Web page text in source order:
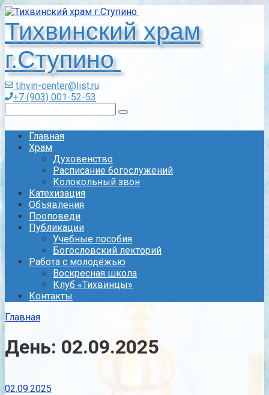
Перейти
к
контенту
Тихвинский храм
г.Ступино
tihvin-center@list.ru
+7 (903) 001-52-53
Главная
Храм
Духовенство
Расписание богослужений
Колокольный звон
Катехизация
Объявления
Проповеди
Публикации
Учебные пособия
Богословский лекторий
Работа с молодёжью
Воскресная школа
Клуб «Тихвинцы»
Контакты
Главная
День: 02.09.2025
02.09.2025